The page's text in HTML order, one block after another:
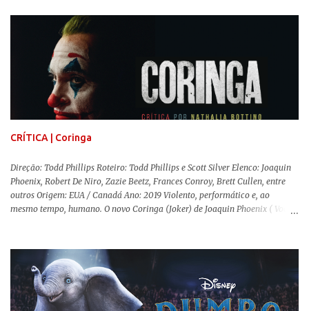
sempre importante levarmos em conta quem assina e qual a função social
da obra. O cinema brasileiro é celeiro de grandes documentaristas, muitos
deles mundialmente reconhecidos. Pensando na variedade de estilos e
estéticas de se fazer documentários, selecionei 5 produções tupiniquins do
gênero que, para mim, são indispensáveis: ▼ Cabra Marcado para Morrer
(1984) , de Eduardo Coutinho Em 1964, devido ao golpe militar, Eduardo
Coutinho (Edifício Master) teve que abandonar as filmagens do
documentário sobre o assassinato do líder camponês Joã...
CRÍTICA | Coringa
Direção: Todd Phillips Roteiro: Todd Phillips e Scott Silver Elenco: Joaquin
Phoenix, Robert De Niro, Zazie Beetz, Frances Conroy, Brett Cullen, entre
outros Origem: EUA / Canadá Ano: 2019 Violento, performático e, ao
mesmo tempo, humano. O novo Coringa (Joker) de Joaquin Phoenix ( Você
Comics . É importante ressaltar que este não é um filme de herói. E muito
menos de vilão. O longa de Todd Phillips (Se Beber, Não Case!) segue uma
trajetória profunda do reflexo da corrupção da sociedade na vida de um ser
humano, capaz de causar perturbação e desconforto do inicio ao fim da
projeção, e por mais um bom tempo após deixar o cinema. Trata-se de